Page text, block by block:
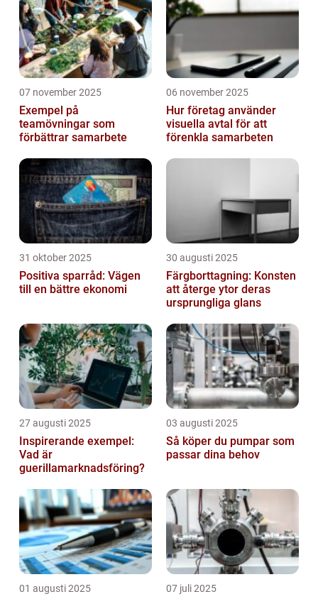
07 november 2025
Exempel på
teamövningar som
förbättrar samarbete
06 november 2025
Hur företag använder
visuella avtal för att
förenkla samarbeten
31 oktober 2025
Positiva sparråd: Vägen
till en bättre ekonomi
30 augusti 2025
Färgborttagning: Konsten
att återge ytor deras
ursprungliga glans
27 augusti 2025
Inspirerande exempel:
Vad är
guerillamarknadsföring?
03 augusti 2025
Så köper du pumpar som
passar dina behov
01 augusti 2025 07 juli 2025